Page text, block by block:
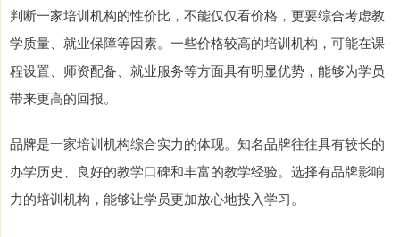
判断一家培训机构的性价比，不能仅仅看价格，更要综合考虑教
学质量、就业保障等因素。一些价格较高的培训机构，可能在课
程设置、师资配备、就业服务等方面具有明显优势，能够为学员
带来更高的回报。
品牌是一家培训机构综合实力的体现。知名品牌往往具有较长的
办学历史、良好的教学口碑和丰富的教学经验。选择有品牌影响
力的培训机构，能够让学员更加放心地投入学习。